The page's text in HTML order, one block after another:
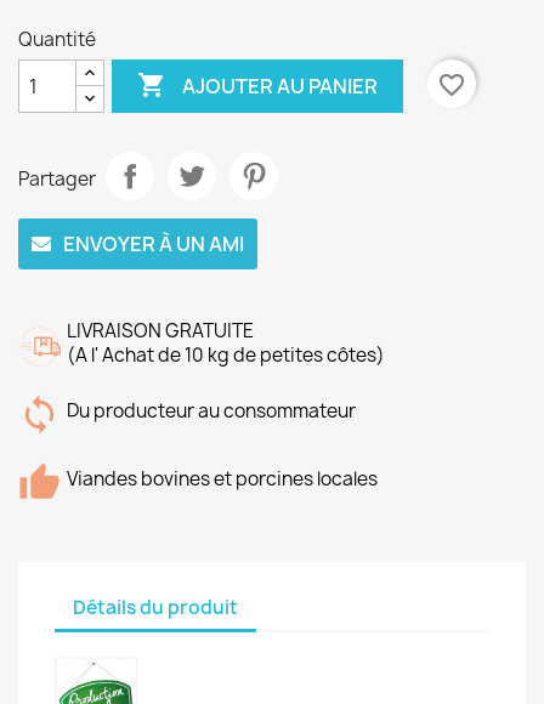
Quantité
 AJOUTER AU PANIER favorite_border
Partager
ENVOYER À UN AMI
LIVRAISON GRATUITE
(A l' Achat de 10 kg de petites côtes)
Du producteur au consommateur
Viandes bovines et porcines locales
Détails du produit